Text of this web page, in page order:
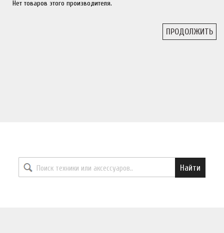
Нет товаров этого производителя.
ПРОДОЛЖИТЬ
Найти